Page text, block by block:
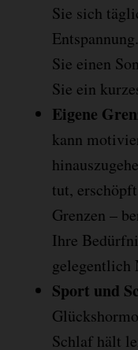
Sie sich
Sie einen
Sie ein
Eigene
kann
tut,
Grenzen –
Ihre
gelegentlich
Sport und
Schlaf hält